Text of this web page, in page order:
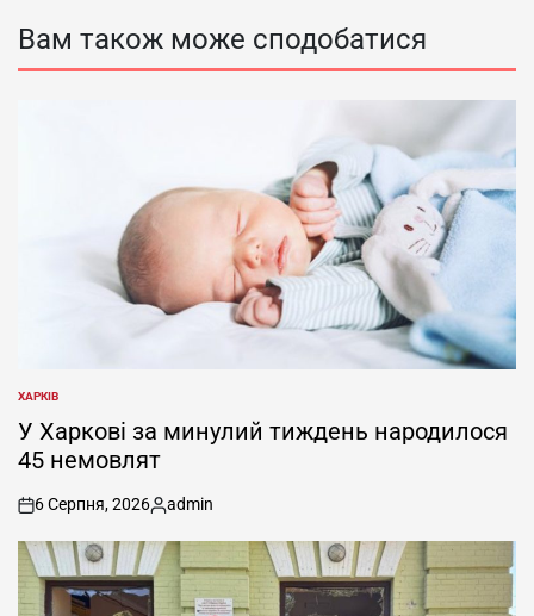
Вам також може сподобатися
ОПУБЛІКУВАТИ
У
ХАРКІВ
У Харкові за минулий тиждень народилося
45 немовлят
on
6 Серпня, 2026
Опубліковано
admin